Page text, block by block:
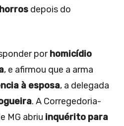
depois do
porhomicídio
, e afirmou que a arma
à esposa, a delegada
. A Corregedoria-
MG abriu inquérito para